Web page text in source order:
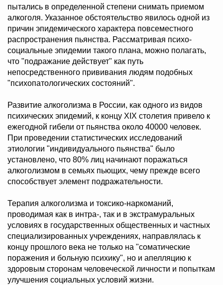
пытались в определенной степени снимать приемом
алкоголя. Указанное обстоятельство явилось одной из
причин эпидемического характера повсеместного
распространения пьянства. Рассматривая психо-
социальные эпидемии такого плана, можно полагать,
что "подражание действует" как путь
непосредственного прививания людям подобных
"психопатологических состояний".
Развитие алкоголизма в России, как одного из видов
психических эпидемий, к концу ХIХ столетия привело к
ежегодной гибели от пьянства около 40000 человек.
При проведении статистических исследований
этиологии "индивидуального пьянства" было
установлено, что 80% лиц начинают поражаться
алкоголизмом в семьях пьющих, чему прежде всего
способствует элемент подражательности.
Терапия алкоголизма и токсико-наркоманий,
проводимая как в интра-, так и в экстрамуральных
условиях в государственных общественных и частных
специализированных учреждениях, направлялась к
концу прошлого века не только на "соматические
поражения и больную психику", но и апелляцию к
здоровым сторонам человеческой личности и попыткам
улучшения социальных условий жизни.